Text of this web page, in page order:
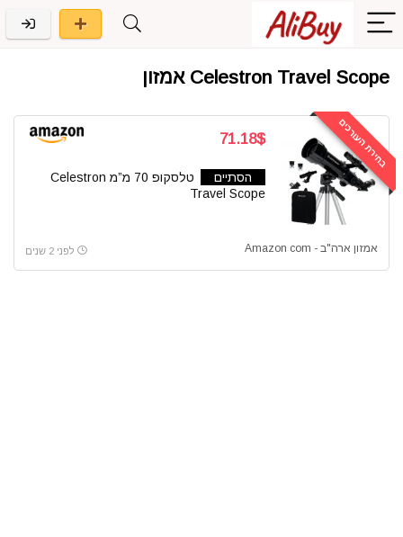
Celestron Travel Scope אמזון
בחירת העורכים 71.18$
הסתיים
טלסקופ 70 מ”מ Celestron
Travel Scope
אמזון ארה"ב - Amazon com לפני 2 שנים